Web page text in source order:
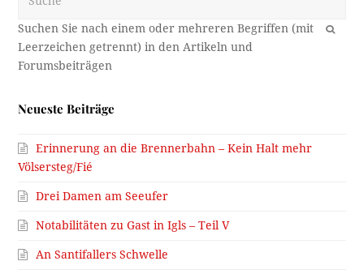
OK
Neueste Beiträge
Erinnerung an die Brennerbahn – Kein Halt mehr
Völsersteg/Fié
Drei Damen am Seeufer
Notabilitäten zu Gast in Igls – Teil V
An Santifallers Schwelle